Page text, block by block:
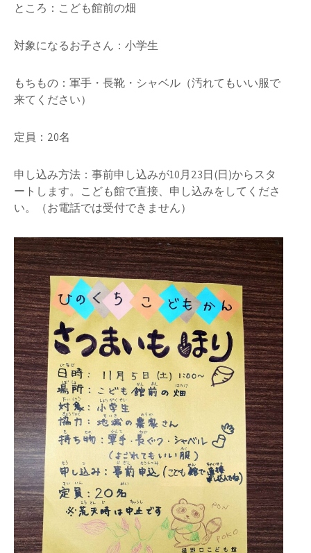
ところ：こども館前の畑
対象になるお子さん：小学生
もちもの：軍手・長靴・シャベル（汚れてもいい服で
来てください）
定員：20名
申し込み方法：事前申し込みが10月23日(日)からスタ
ートします。こども館で直接、申し込みをしてくださ
い。（お電話では受付できません）